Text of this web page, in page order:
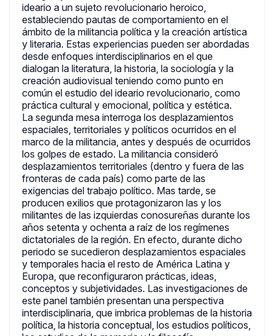
ideario a un sujeto revolucionario heroico,
estableciendo pautas de comportamiento en el
ámbito de la militancia política y la creación artística
y literaria. Estas experiencias pueden ser abordadas
desde enfoques interdisciplinarios en el que
dialogan la literatura, la historia, la sociología y la
creación audiovisual teniendo como punto en
común el estudio del ideario revolucionario, como
práctica cultural y emocional, política y estética.
La segunda mesa interroga los desplazamientos
espaciales, territoriales y políticos ocurridos en el
marco de la militancia, antes y después de ocurridos
los golpes de estado. La militancia consideró
desplazamientos territoriales (dentro y fuera de las
fronteras de cada país) como parte de las
exigencias del trabajo político. Mas tarde, se
producen exilios que protagonizaron las y los
militantes de las izquierdas conosureñas durante los
años setenta y ochenta a raíz de los regímenes
dictatoriales de la región. En efecto, durante dicho
periodo se sucedieron desplazamientos espaciales
y temporales hacia el resto de América Latina y
Europa, que reconfiguraron prácticas, ideas,
conceptos y subjetividades. Las investigaciones de
este panel también presentan una perspectiva
interdisciplinaria, que imbrica problemas de la historia
política, la historia conceptual, los estudios políticos,